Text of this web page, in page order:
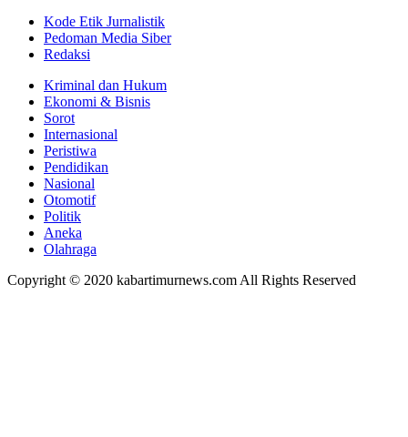
Kode Etik Jurnalistik
Pedoman Media Siber
Redaksi
Kriminal dan Hukum
Ekonomi & Bisnis
Sorot
Internasional
Peristiwa
Pendidikan
Nasional
Otomotif
Politik
Aneka
Olahraga
Copyright © 2020 kabartimurnews.com All Rights Reserved